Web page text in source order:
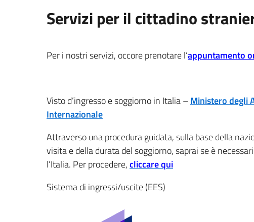
Servizi per il cittadino
Per i nostri servizi, occore prenotare l’appuntamento
Visto d’ingresso e soggiorno in Italia –Ministero degli
Internazionale
Attraverso una procedura guidata, sulla base della
visita e della durata del soggiorno, saprai se è
l’Italia. Per procedere,cliccare qui
Sistema di ingressi/uscite (EES)